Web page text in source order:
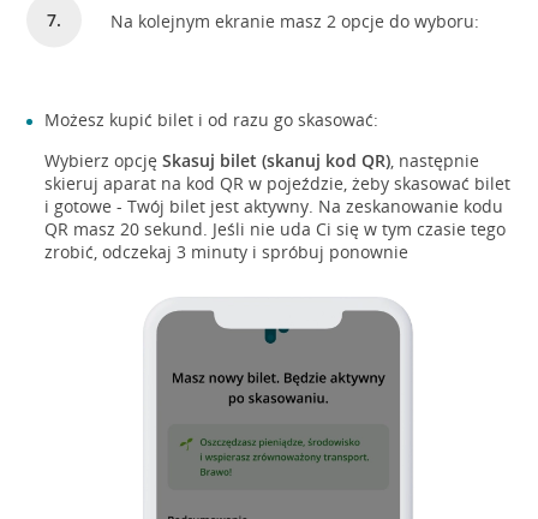
Na kolejnym ekranie masz 2 opcje do wyboru:
Możesz kupić bilet i od razu go skasować:
Wybierz opcjęSkasuj bilet (skanuj kod QR), następnie
skieruj aparat na kod QR w pojeździe, żeby skasować bilet
i gotowe - Twój bilet jest aktywny. Na zeskanowanie kodu
QR masz 20 sekund. Jeśli nie uda Ci się w tym czasie tego
zrobić, odczekaj 3 minuty i spróbuj ponownie